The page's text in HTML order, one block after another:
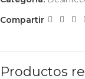
Compartir
Productos